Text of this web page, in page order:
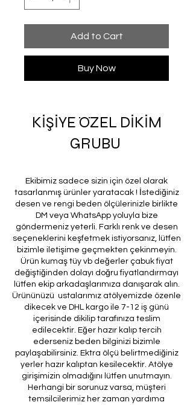
Add to Cart
Buy Now
KİŞİYE ÖZEL DİKİM
GRUBU
Ekibimiz sadece sizin için özel olarak
tasarlanmış ürünler yaratacak ! İstediğiniz
desen ve rengi beden ölçülerinizle birlikte
DM veya WhatsApp yoluyla bize
göndermeniz yeterli. Farklı renk ve desen
seçeneklerini keşfetmek istiyorsanız, lütfen
bizimle iletişime geçmekten çekinmeyin.
Ürün kumaş tüy vb değerler çabuk fiyat
değiştiğinden dolayı doğru fiyatlandırmayı
lütfen ekip arkadaşlarımıza danışarak alın.
Ürününüzü ustalarımız atölyemizde özenle
dikecek ve DHL kargo ile 7-12 iş günü
içerisinde dikilip tarafınıza teslim
edilecektir. Eğer hazır kalıp tercih
ederseniz beden bilginizi bizimle
paylaşabilirsiniz. Ektra ölçü belirtmediğiniz
yerler hazır kalıptan kesilecektir. Atölye
girişimizin olmadığını lütfen unutmayın.
Herhangi bir sorunuz varsa, müşteri
temsilcilerimiz her zaman yardıma